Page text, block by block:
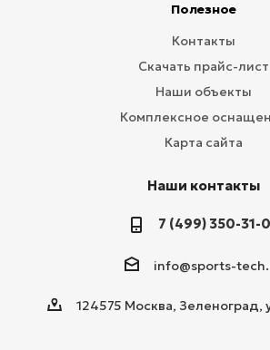
Полезное
Контакты
Скачать прайс-лист
Наши объекты
Комплексное
Карта сайта
Наши контакты
7 (499) 350-31-
info@sports-
124575 Москва, Зеленоград,